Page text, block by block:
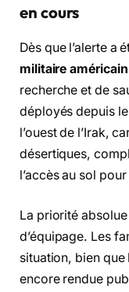
en cours
Dès que l’alerte a
militaire américain
recherche et de
déployés depuis
l’ouest de l’Irak,
désertiques,
l’accès au sol
La priorité
d’équipage. Les
situation, bien que
encore rendue